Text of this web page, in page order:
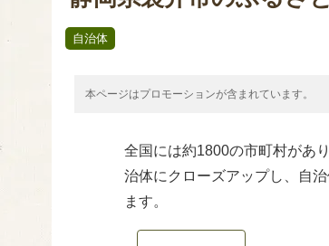
自治体
本ページはプロモーションが含まれています。
全国には約1800の市町村があ
治体にクローズアップし、自
ます。